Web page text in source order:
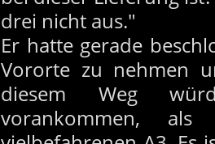
drei nicht aus."
Er hatte gerade
Vororte zu nehmen
diesem Weg
vorankommen,